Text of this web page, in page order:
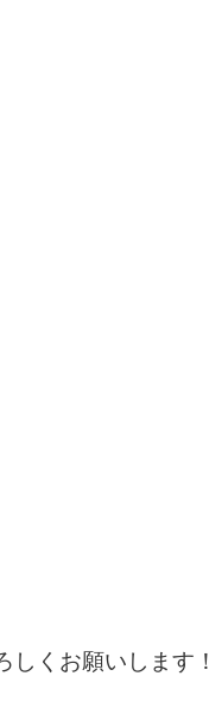
しくお願いします！